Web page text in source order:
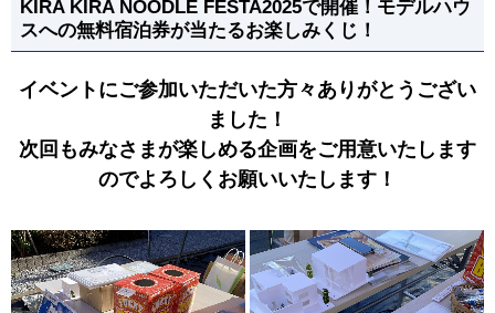
KIRA KIRA NOODLE FESTA2025で開催！モデルハウ
スへの無料宿泊券が当たるお楽しみくじ！
イベントにご参加いただいた方々ありがとうござい
ました！
次回もみなさまが楽しめる企画をご用意いたします
のでよろしくお願いいたします！